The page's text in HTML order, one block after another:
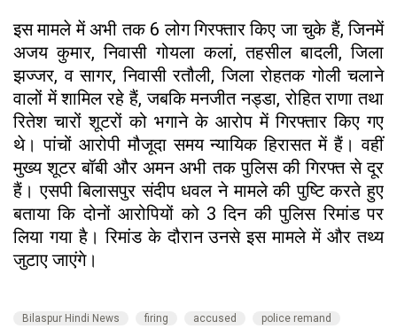
इस मामले में अभी तक 6 लोग गिरफ्तार किए जा चुके हैं, जिनमें
अजय कुमार, निवासी गोयला कलां, तहसील बादली, जिला
झज्जर, व सागर, निवासी रतौली, जिला रोहतक गोली चलाने
वालों में शामिल रहे हैं, जबकि मनजीत नड्डा, रोहित राणा तथा
रितेश चारों शूटरों को भगाने के आरोप में गिरफ्तार किए गए
थे। पांचों आरोपी मौजूदा समय न्यायिक हिरासत में हैं। वहीं
मुख्य शूटर बॉबी और अमन अभी तक पुलिस की गिरफ्त से दूर
हैं। एसपी बिलासपुर संदीप धवल ने मामले की पुष्टि करते हुए
बताया कि दोनों आरोपियों को 3 दिन की पुलिस रिमांड पर
लिया गया है। रिमांड के दौरान उनसे इस मामले में और तथ्य
जुटाए जाएंगे।
Bilaspur Hindi News firing accused
police remand